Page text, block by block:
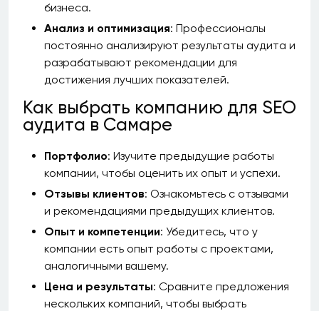
бизнеса.
Анализ и оптимизация: Профессионалы
постоянно анализируют результаты аудита и
разрабатывают рекомендации для
достижения лучших показателей.
Как выбрать компанию для SEO
аудита в Самаре
Портфолио: Изучите предыдущие работы
компании, чтобы оценить их опыт и успехи.
Отзывы клиентов: Ознакомьтесь с отзывами
и рекомендациями предыдущих клиентов.
Опыт и компетенции: Убедитесь, что у
компании есть опыт работы с проектами,
аналогичными вашему.
Цена и результаты: Сравните предложения
нескольких компаний, чтобы выбрать